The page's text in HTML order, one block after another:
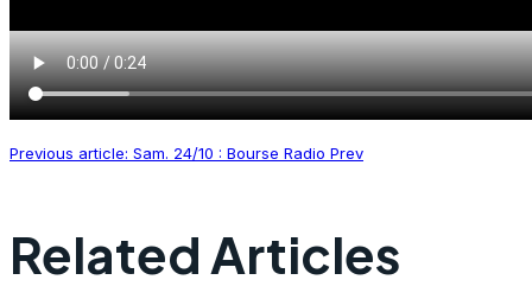
Previous article: Sam. 24/10 : Bourse Radio Prev
Related Articles